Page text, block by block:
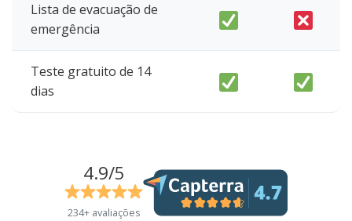
Lista de evacuação de
emergência
Teste gratuito de 14
dias
4.9/5
234+ avaliações